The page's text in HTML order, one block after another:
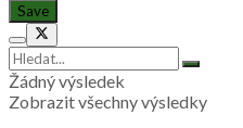
Žádný výsledek
Zobrazit všechny výsledky